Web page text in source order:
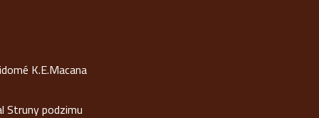
K.E.Macana
Struny podzimu